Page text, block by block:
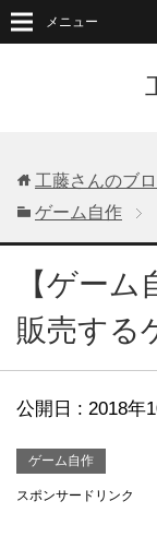
メニュー
工藤さんのブ
ゲーム自作
【ゲー
販売する
公開日 : 2018年
ゲーム自作
スポンサードリンク